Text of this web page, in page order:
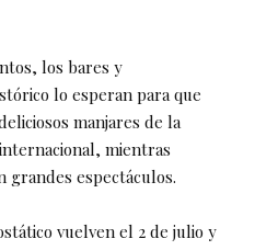
los bares y
lo esperan para que
manjares de la
mientras
grandes espectáculos.
vuelven el 2 de julio y